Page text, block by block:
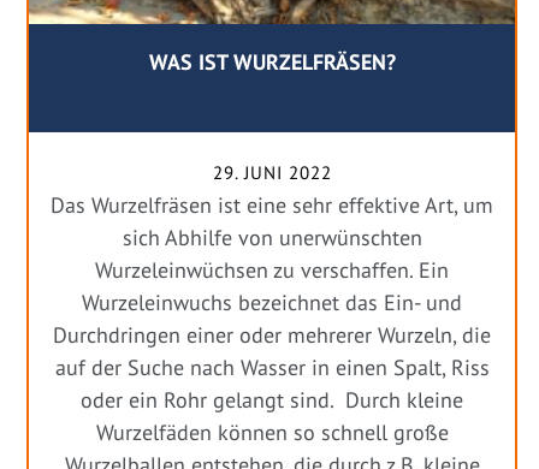
WAS IST WURZELFRÄSEN?
29. JUNI 2022
Das Wurzelfräsen ist eine sehr effektive Art, um
sich Abhilfe von unerwünschten
Wurzeleinwüchsen zu verschaffen. Ein
Wurzeleinwuchs bezeichnet das Ein- und
Durchdringen einer oder mehrerer Wurzeln, die
auf der Suche nach Wasser in einen Spalt, Riss
oder ein Rohr gelangt sind. Durch kleine
Wurzelfäden können so schnell große